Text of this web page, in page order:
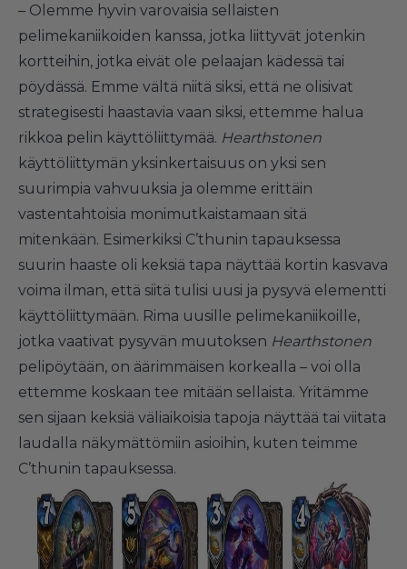
– Olemme hyvin varovaisia sellaisten
pelimekaniikoiden kanssa, jotka liittyvät jotenkin
kortteihin, jotka eivät ole pelaajan kädessä tai
pöydässä. Emme vältä niitä siksi, että ne olisivat
strategisesti haastavia vaan siksi, ettemme halua
rikkoa pelin käyttöliittymää. Hearthstonen
käyttöliittymän yksinkertaisuus on yksi sen
suurimpia vahvuuksia ja olemme erittäin
vastentahtoisia monimutkaistamaan sitä
mitenkään. Esimerkiksi C’thunin tapauksessa
suurin haaste oli keksiä tapa näyttää kortin kasvava
voima ilman, että siitä tulisi uusi ja pysyvä elementti
käyttöliittymään. Rima uusille pelimekaniikoille,
jotka vaativat pysyvän muutoksen Hearthstonen
pelipöytään, on äärimmäisen korkealla – voi olla
ettemme koskaan tee mitään sellaista. Yritämme
sen sijaan keksiä väliaikoisia tapoja näyttää tai viitata
laudalla näkymättömiin asioihin, kuten teimme
C’thunin tapauksessa.